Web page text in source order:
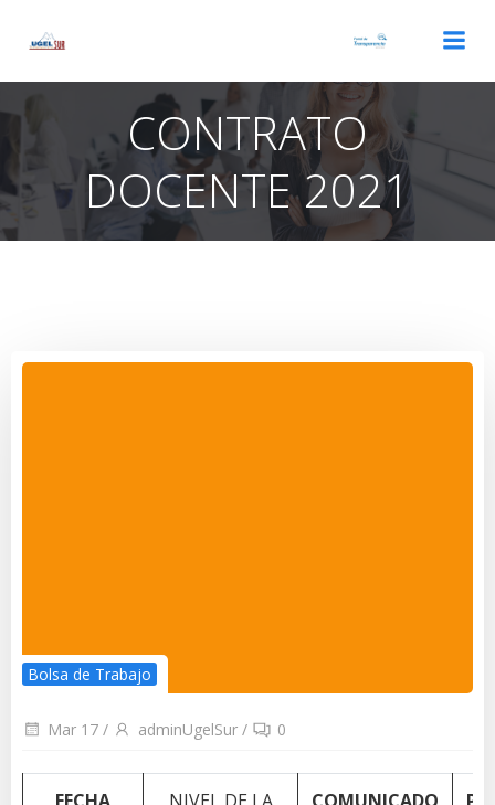
CONTRATO
DOCENTE 2021
Bolsa de Trabajo
Mar 17 / adminUgelSur / 0